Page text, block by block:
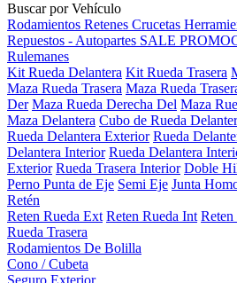
Buscar por Vehículo
Rodamientos Retenes Crucetas
Repuestos - Autopartes SALE
Rulemanes
Kit Rueda Delantera Kit Rueda Trasera
Maza Rueda Trasera Maza Rueda
Der Maza Rueda Derecha Del Maza
Maza Delantera Cubo de Rueda
Rueda Delantera Exterior Rueda
Delantera Interior Rueda Delantera
Exterior Rueda Trasera Interior Doble
Perno Punta de Eje Semi Eje Junta
Retén
Reten Rueda Ext Reten Rueda Int Reten
Rueda Trasera
Rodamientos De Bolilla
Cono / Cubeta
Seguro Exterior